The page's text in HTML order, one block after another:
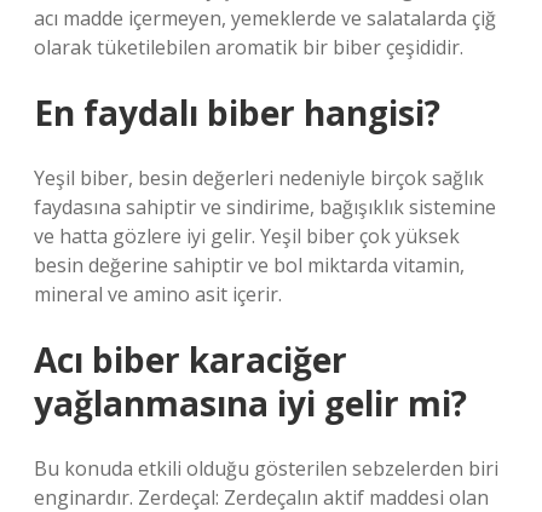
acı madde içermeyen, yemeklerde ve salatalarda çiğ
olarak tüketilebilen aromatik bir biber çeşididir.
En faydalı biber hangisi?
Yeşil biber, besin değerleri nedeniyle birçok sağlık
faydasına sahiptir ve sindirime, bağışıklık sistemine
ve hatta gözlere iyi gelir. Yeşil biber çok yüksek
besin değerine sahiptir ve bol miktarda vitamin,
mineral ve amino asit içerir.
Acı biber karaciğer
yağlanmasına iyi gelir mi?
Bu konuda etkili olduğu gösterilen sebzelerden biri
enginardır. Zerdeçal: Zerdeçalın aktif maddesi olan